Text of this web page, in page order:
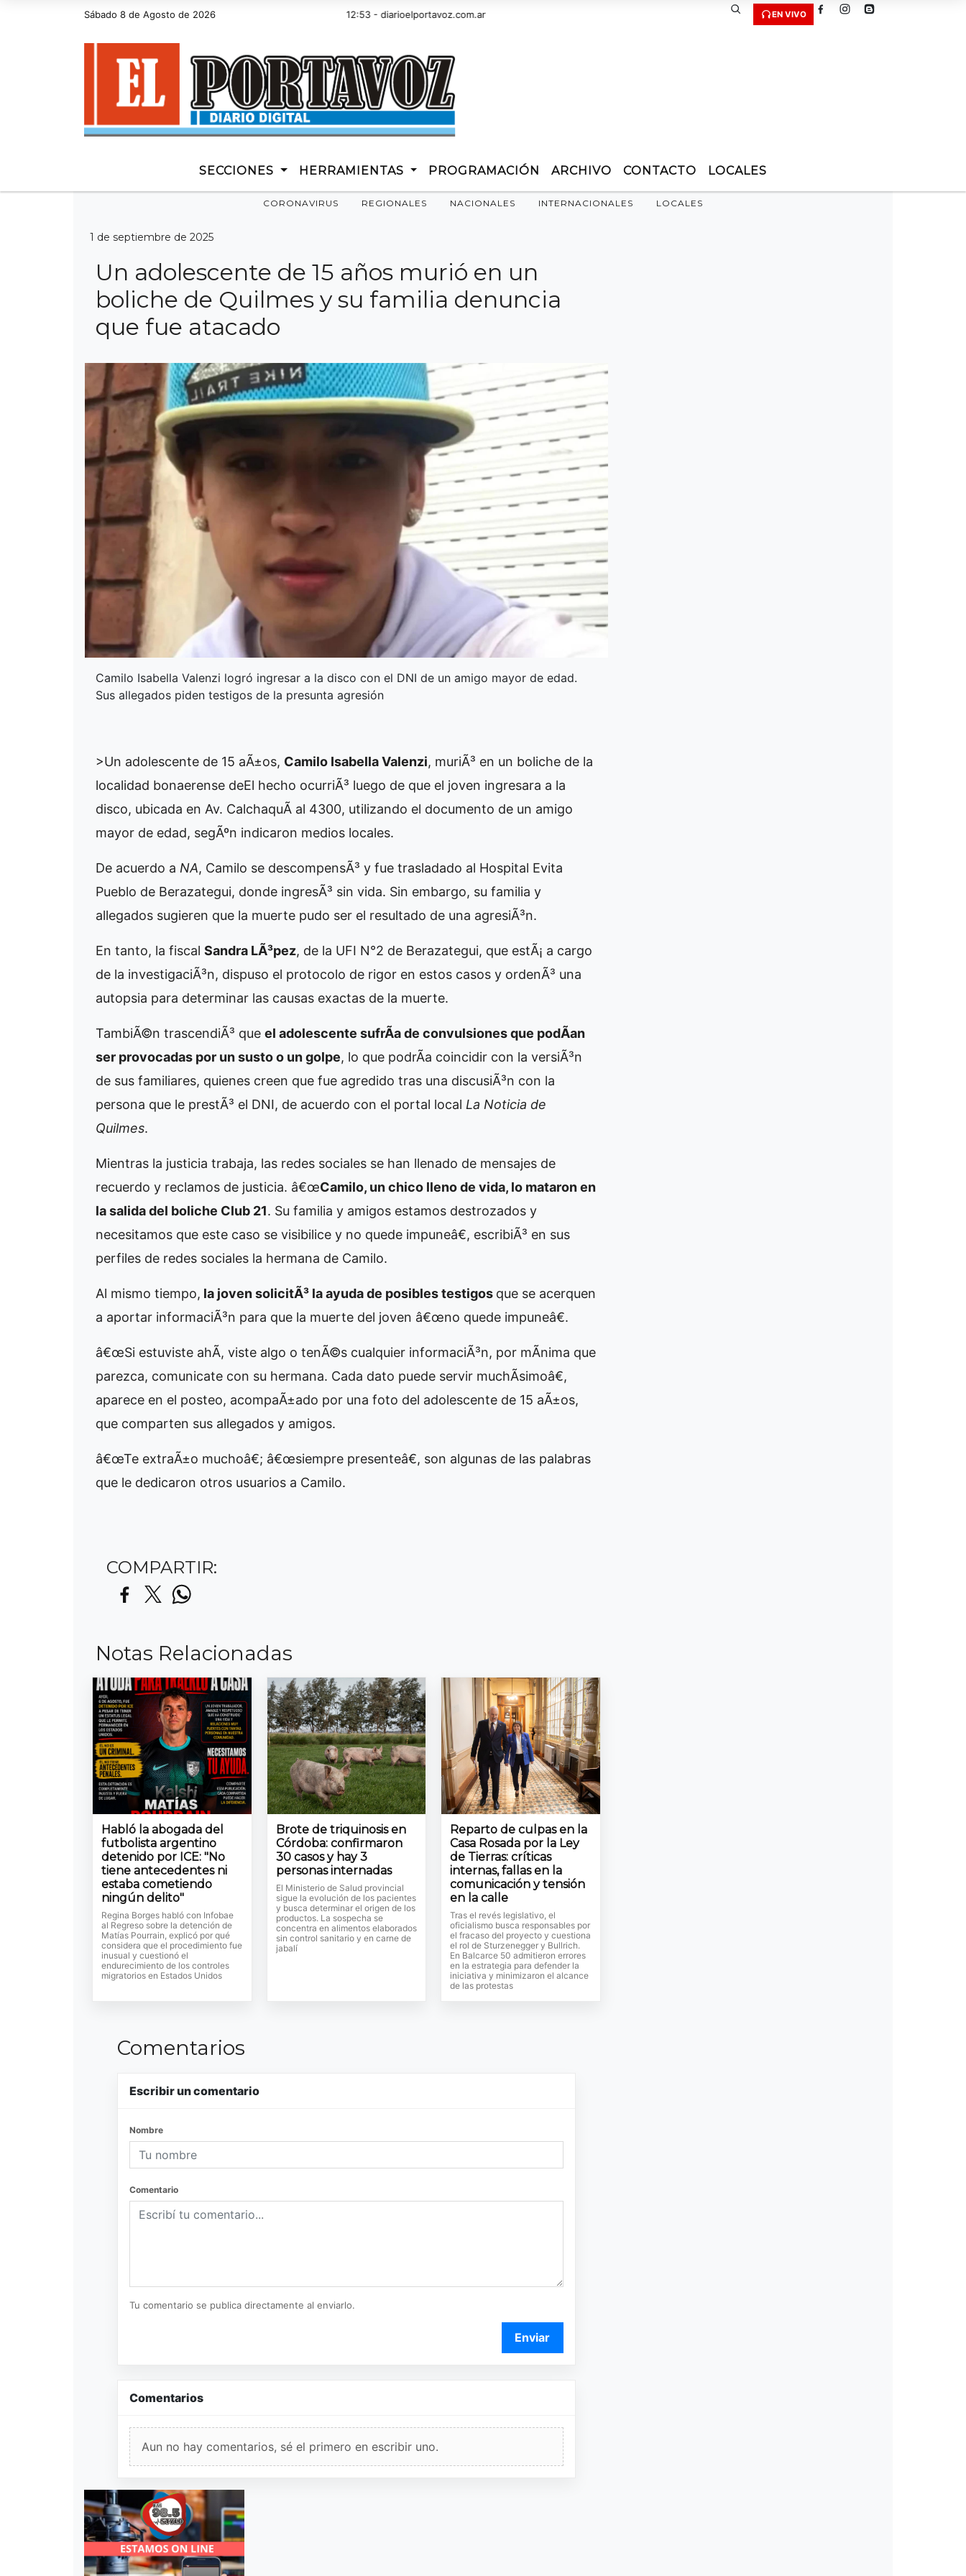
Sábado 8 de Agosto de 2026
Hoy es Sábado 8 de Agosto de 2026 y son las 12:53 - diarioelportavoz.com.ar EN VIVO
SECCIONES HERRAMIENTAS PROGRAMACIÓN ARCHIVO CONTACTO LOCALES
CORONAVIRUS REGIONALES NACIONALES INTERNACIONALES LOCALES
1 de septiembre de 2025
Un adolescente de 15 años murió en un
boliche de Quilmes y su familia denuncia
que fue atacado
Camilo Isabella Valenzi logró ingresar a la disco con el DNI de un amigo mayor de edad.
Sus allegados piden testigos de la presunta agresión
>Un adolescente de 15 aÃ±os, Camilo Isabella Valenzi, muriÃ³ en un boliche de la
localidad bonaerense deEl hecho ocurriÃ³ luego de que el joven ingresara a la
disco, ubicada en Av. CalchaquÃ­ al 4300, utilizando el documento de un amigo
mayor de edad, segÃºn indicaron medios locales.
De acuerdo a NA, Camilo se descompensÃ³ y fue trasladado al Hospital Evita
Pueblo de Berazategui, donde ingresÃ³ sin vida. Sin embargo, su familia y
allegados sugieren que la muerte pudo ser el resultado de una agresiÃ³n.
En tanto, la fiscal Sandra LÃ³pez, de la UFI N°2 de Berazategui, que estÃ¡ a cargo
de la investigaciÃ³n, dispuso el protocolo de rigor en estos casos y ordenÃ³ una
autopsia para determinar las causas exactas de la muerte.
TambiÃ©n trascendiÃ³ que el adolescente sufrÃ­a de convulsiones que podÃ­an
ser provocadas por un susto o un golpe, lo que podrÃ­a coincidir con la versiÃ³n
de sus familiares, quienes creen que fue agredido tras una discusiÃ³n con la
persona que le prestÃ³ el DNI, de acuerdo con el portal local La Noticia de
Quilmes.
Mientras la justicia trabaja, las redes sociales se han llenado de mensajes de
recuerdo y reclamos de justicia. â€œCamilo, un chico lleno de vida, lo mataron en
la salida del boliche Club 21. Su familia y amigos estamos destrozados y
necesitamos que este caso se visibilice y no quede impuneâ€, escribiÃ³ en sus
perfiles de redes sociales la hermana de Camilo.
Al mismo tiempo, la joven solicitÃ³ la ayuda de posibles testigos que se acerquen
a aportar informaciÃ³n para que la muerte del joven â€œno quede impuneâ€.
â€œSi estuviste ahÃ­, viste algo o tenÃ©s cualquier informaciÃ³n, por mÃ­nima que
parezca, comunicate con su hermana. Cada dato puede servir muchÃ­simoâ€,
aparece en el posteo, acompaÃ±ado por una foto del adolescente de 15 aÃ±os,
que comparten sus allegados y amigos.
â€œTe extraÃ±o muchoâ€; â€œsiempre presenteâ€, son algunas de las palabras
que le dedicaron otros usuarios a Camilo.
COMPARTIR:
Notas Relacionadas
Habló la abogada del
futbolista argentino
detenido por ICE: "No
tiene antecedentes ni
estaba cometiendo
ningún delito"
Regina Borges habló con Infobae
al Regreso sobre la detención de
Matías Pourrain, explicó por qué
considera que el procedimiento fue
inusual y cuestionó el
endurecimiento de los controles
migratorios en Estados Unidos
Brote de triquinosis en
Córdoba: confirmaron
30 casos y hay 3
personas internadas
El Ministerio de Salud provincial
sigue la evolución de los pacientes
y busca determinar el origen de los
productos. La sospecha se
concentra en alimentos elaborados
sin control sanitario y en carne de
jabalí
Reparto de culpas en la
Casa Rosada por la Ley
de Tierras: críticas
internas, fallas en la
comunicación y tensión
en la calle
Tras el revés legislativo, el
oficialismo busca responsables por
el fracaso del proyecto y cuestiona
el rol de Sturzenegger y Bullrich.
En Balcarce 50 admitieron errores
en la estrategia para defender la
iniciativa y minimizaron el alcance
de las protestas
Comentarios
Escribir un comentario
Nombre
Comentario
Tu comentario se publica directamente al enviarlo.
Enviar
Comentarios
Aun no hay comentarios, sé el primero en escribir uno.